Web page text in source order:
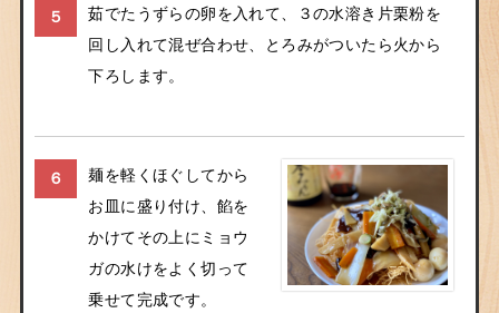
５
茹でたうずらの卵を入れて、３の水溶き片栗粉を
回し入れて混ぜ合わせ、とろみがついたら火から
下ろします。
６
麺を軽くほぐしてから
お皿に盛り付け、餡を
かけてその上にミョウ
ガの水けをよく切って
乗せて完成です。